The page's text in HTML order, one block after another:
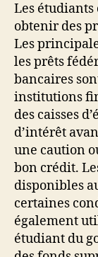
Les
obtenir des
Les
les prêts
bancaires
institutions
des caisses
d’intérêt
une caution
bon crédit.
disponibles
certaines
également
étudiant du